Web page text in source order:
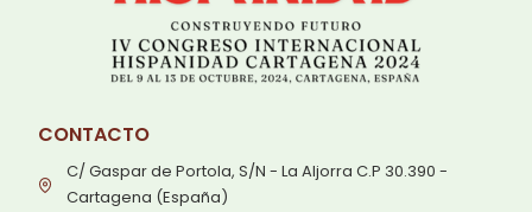
CONTACTO
C/ Gaspar de Portola, S/N - La Aljorra C.P 30.390 -
Cartagena (España)